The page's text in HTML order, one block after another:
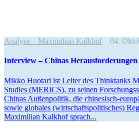
Analyse Maximilian Kalkhof 04.
Interview – Chinas
Mikko Huotari ist Leiter des Thinktanks
Studies (MERICS), zu seinen
Chinas Außen­po­litik, die chine­­sisch-
sowie globales (wirtschafts­po­li­ti­sches)
Maximilian Kalkhof sprach...